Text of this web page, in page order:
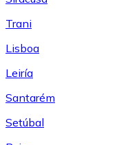
Trani
Lisboa
Leiría
Santarém
Setúbal